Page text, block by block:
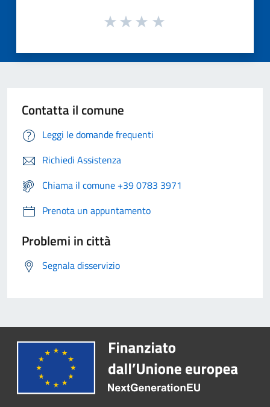
Contatta il comune
Leggi le domande frequenti
Richiedi Assistenza
Chiama il comune +39 0783 3971
Prenota un appuntamento
Problemi in città
Segnala disservizio